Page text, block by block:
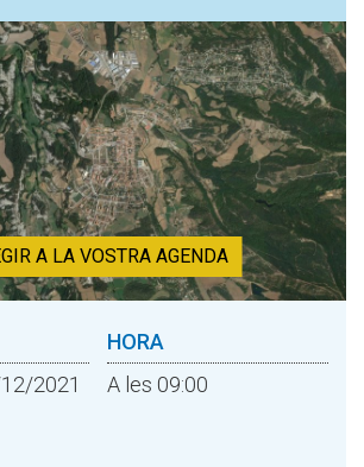
A LA VOSTRA AGENDA
2021
HORA
A les 09:00